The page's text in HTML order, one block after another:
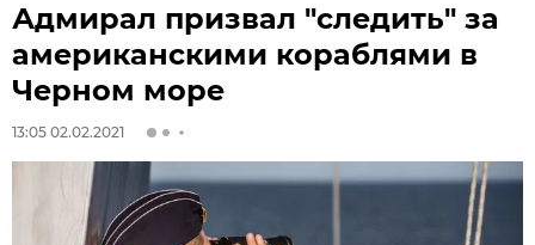
Адмирал призвал "следить" за
американскими кораблями в
Черном море
13:05 02.02.2021